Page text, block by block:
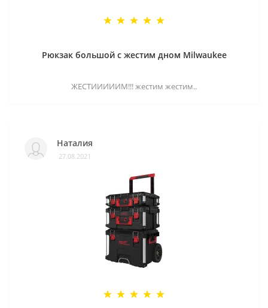
Рюкзак большой с жестим дном Milwaukee
ЖЕСТИИИИИМ!!! жестим жестим..
Наталия
27.08.2021